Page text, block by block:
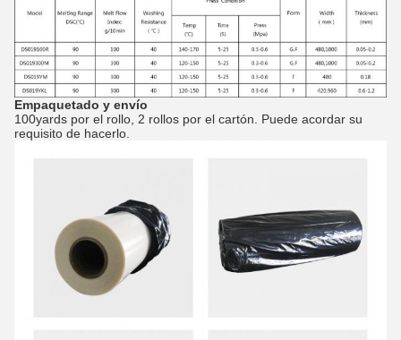
Empaquetado y envío
100yards por el rollo, 2 rollos por el cartón. Puede acordar su
requisito de hacerlo.